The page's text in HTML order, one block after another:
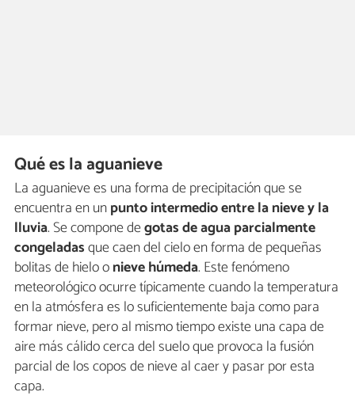
Qué es la aguanieve
La aguanieve es una forma de precipitación que se
encuentra en unpunto intermedio entre la nieve y la
lluvia. Se compone degotas de agua parcialmente
congeladasque caen del cielo en forma de pequeñas
bolitas de hielo onieve húmeda. Este fenómeno
meteorológico ocurre típicamente cuando la temperatura
en la atmósfera es lo suficientemente baja como para
formar nieve, pero al mismo tiempo existe una capa de
aire más cálido cerca del suelo que provoca la fusión
parcial de los copos de nieve al caer y pasar por esta
capa.